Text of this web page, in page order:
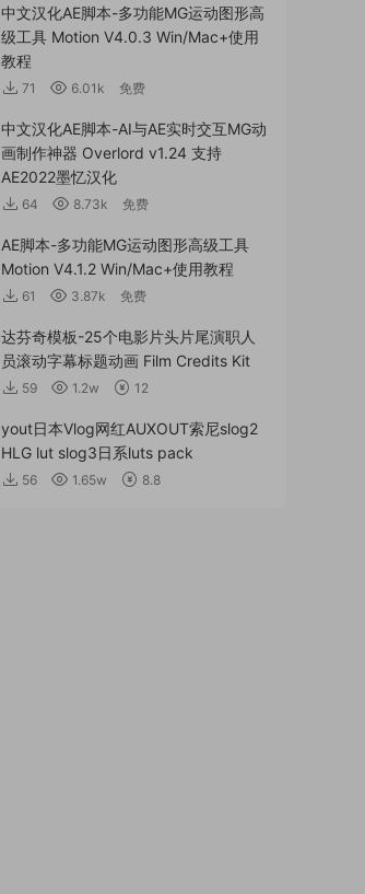
中文汉化AE脚本-多功能MG运动图形高
级工具 Motion V4.0.3 Win/Mac+使用
教程
71 6.01k 免费
中文汉化AE脚本-AI与AE实时交互MG动
画制作神器 Overlord v1.24 支持
AE2022墨忆汉化
64 8.73k 免费
AE脚本-多功能MG运动图形高级工具
Motion V4.1.2 Win/Mac+使用教程
61 3.87k 免费
达芬奇模板-25个电影片头片尾演职人
员滚动字幕标题动画 Film Credits Kit
59 1.2w 12
yout日本Vlog网红AUXOUT索尼slog2
HLG lut slog3日系luts pack
56 1.65w 8.8